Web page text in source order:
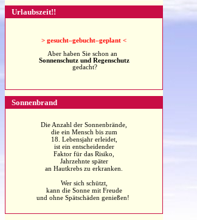
Urlaubszeit!!
> gesucht–gebucht–geplant <
Aber haben Sie schon an
Sonnenschutz und Regenschutz
gedacht?
Sonnenbrand
Die Anzahl der Sonnenbrände,
die ein Mensch bis zum
18. Lebensjahr erleidet,
ist ein entscheidender
Faktor für das Risiko,
Jahrzehnte später
an Hautkrebs zu erkranken.
Wer sich schützt,
kann die Sonne mit Freude
und ohne Spätschäden genießen!